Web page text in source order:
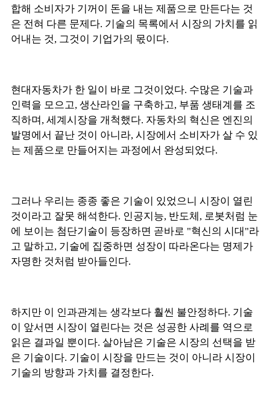
합해 소비자가 기꺼이 돈을 내는 제품으로 만든다는 것
은 전혀 다른 문제다. 기술의 목록에서 시장의 가치를 읽
어내는 것, 그것이 기업가의 몫이다.
현대자동차가 한 일이 바로 그것이었다. 수많은 기술과
인력을 모으고, 생산라인을 구축하고, 부품 생태계를 조
직하며, 세계시장을 개척했다. 자동차의 혁신은 엔진의
발명에서 끝난 것이 아니라, 시장에서 소비자가 살 수 있
는 제품으로 만들어지는 과정에서 완성되었다.
그러나 우리는 종종 좋은 기술이 있었으니 시장이 열린
것이라고 잘못 해석한다. 인공지능, 반도체, 로봇처럼 눈
에 보이는 첨단기술이 등장하면 곧바로 "혁신의 시대"라
고 말하고, 기술에 집중하면 성장이 따라온다는 명제가
자명한 것처럼 받아들인다.
하지만 이 인과관계는 생각보다 훨씬 불안정하다. 기술
이 앞서면 시장이 열린다는 것은 성공한 사례를 역으로
읽은 결과일 뿐이다. 살아남은 기술은 시장의 선택을 받
은 기술이다. 기술이 시장을 만드는 것이 아니라 시장이
기술의 방향과 가치를 결정한다.